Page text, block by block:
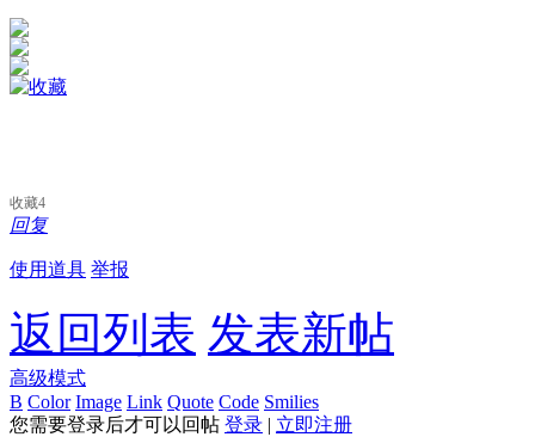
收藏4
回复
使用道具 举报
返回列表 发表新帖
高级模式
B Color Image Link Quote Code Smilies
您需要登录后才可以回帖 登录 | 立即注册